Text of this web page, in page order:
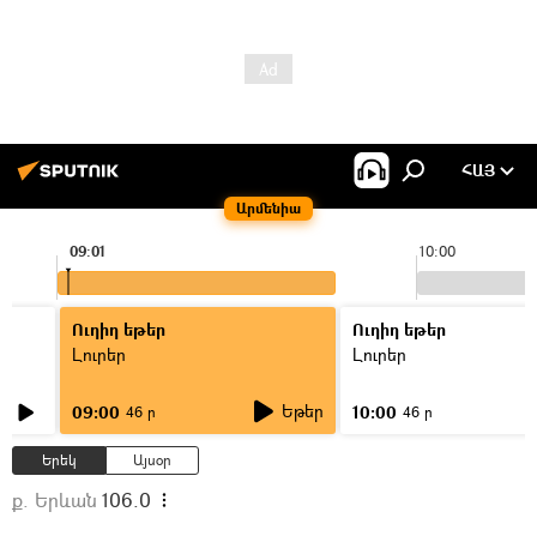
Արմենիա
ՀԱՅ
10:00
09:01
Ուղիղ եթեր
Լուրեր
09:00 46 ր Եթեր
Ուղիղ եթեր
Լուրեր
10:00 46 ր
Երեկ Այսօր
ք. Երևան 106.0